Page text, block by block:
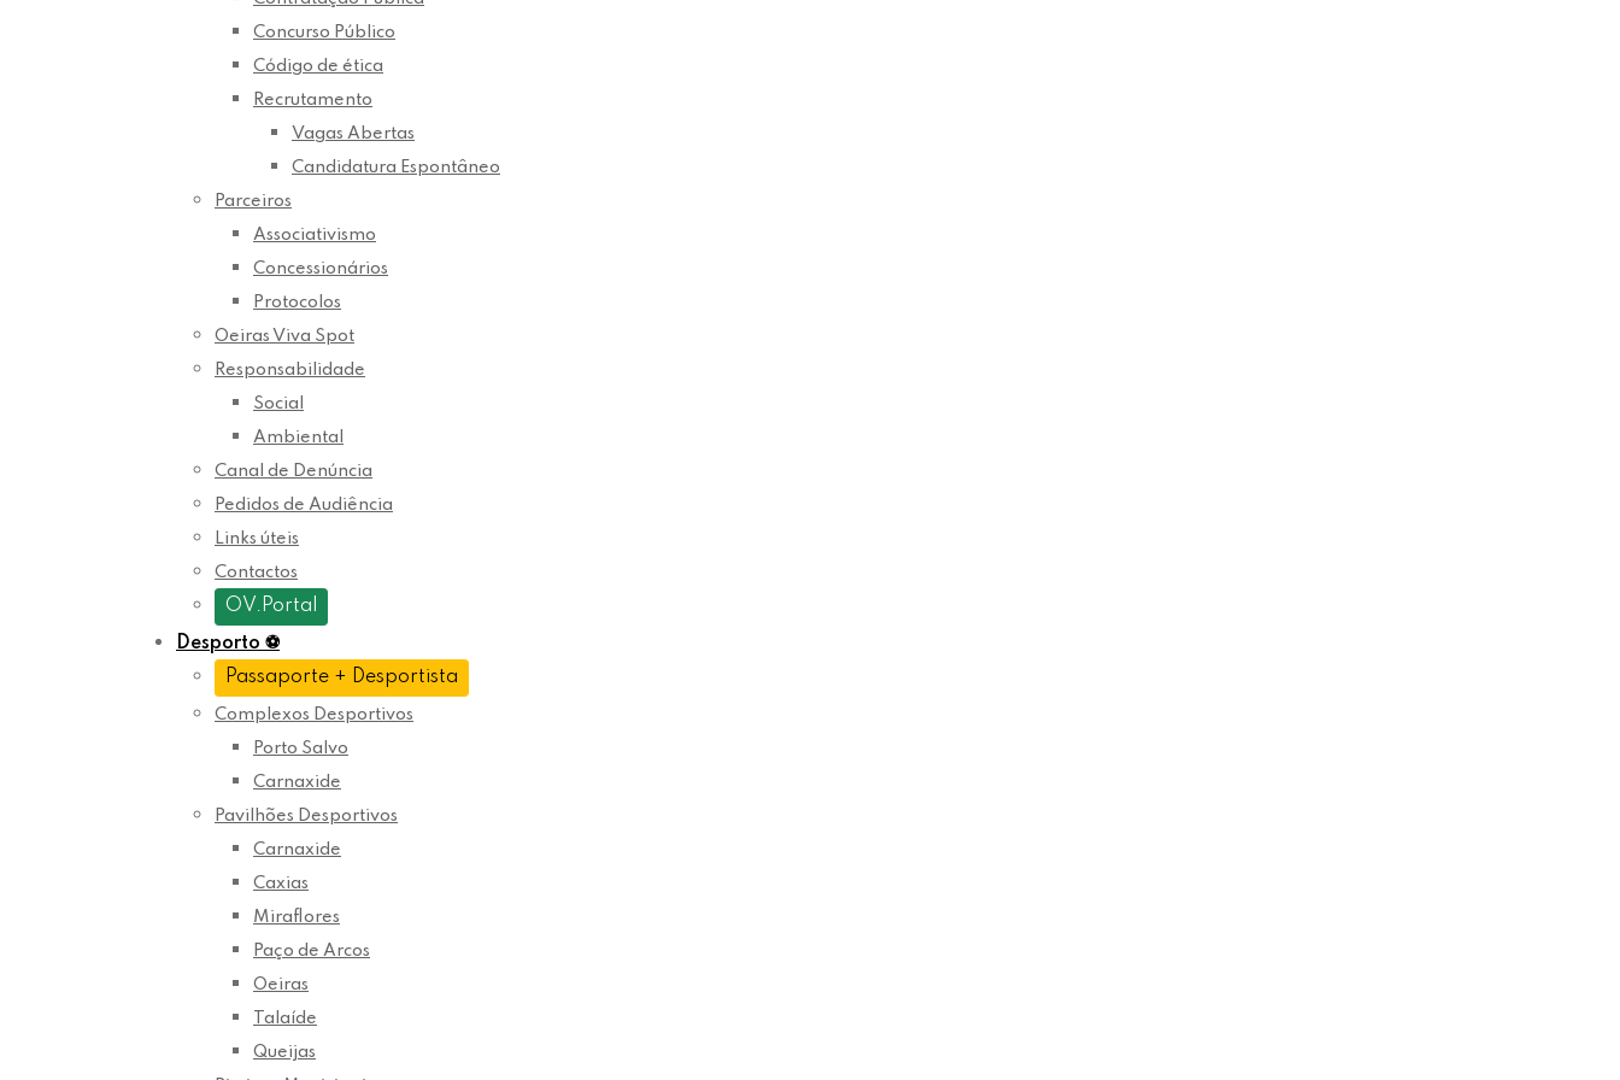
Concurso Público
Código de ética
Recrutamento
Vagas Abertas
Candidatura Espontâneo
Parceiros
Associativismo
Concessionários
Protocolos
Oeiras Viva Spot
Responsabilidade
Social
Ambiental
Canal de Denúncia
Pedidos de Audiência
Links úteis
Contactos
OV.Portal
Desporto ⚽
Passaporte + Desportista
Complexos Desportivos
Porto Salvo
Carnaxide
Pavilhões Desportivos
Carnaxide
Caxias
Miraflores
Paço de Arcos
Oeiras
Talaíde
Queijas